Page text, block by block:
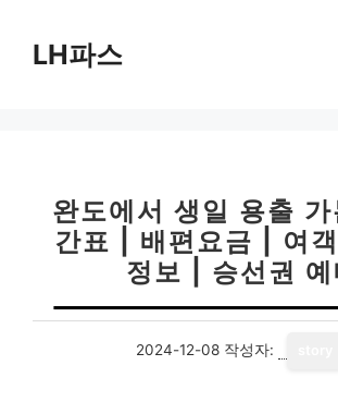
LH파스
완도에서 생일 용출 가
간표 | 배편요금 | 여
정보 | 승선권 예
2024-12-08 작성자: